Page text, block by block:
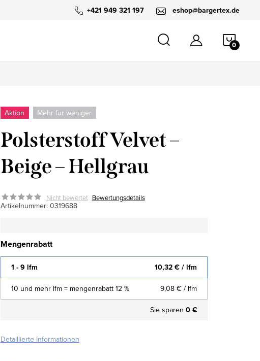
+421 949 321 197 eshop@bargertex.de
Aktion Mehr für weniger
Polsterstoff Velvet –
Beige – Hellgrau
Nicht bewertet Bewertungsdetails
Artikelnummer: 0319688
Mengenrabatt
1 - 9 lfm 10,32 €/ lfm
10 und mehr lfm = mengenrabatt 12 % 9,08 € / lfm
Sie sparen 0 €
Detaillierte Informationen